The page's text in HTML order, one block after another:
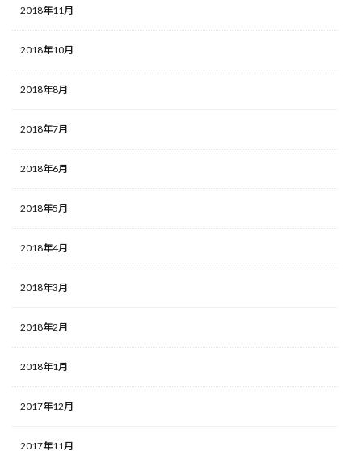
2018年11月
2018年10月
2018年8月
2018年7月
2018年6月
2018年5月
2018年4月
2018年3月
2018年2月
2018年1月
2017年12月
2017年11月